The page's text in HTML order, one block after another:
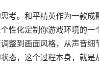
考。和平精英作为一款
性化定制你游戏环境的
整到画面风格，从声音
态，这个过程本身，就